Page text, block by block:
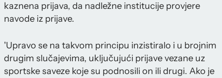
kaznena prijava, da nadležne institucije provjere
navode iz prijave.
'Upravo se na takvom principu inzistiralo i u brojnim
drugim slučajevima, uključujući prijave vezane uz
sportske saveze koje su podnosili on ili drugi. Ako je